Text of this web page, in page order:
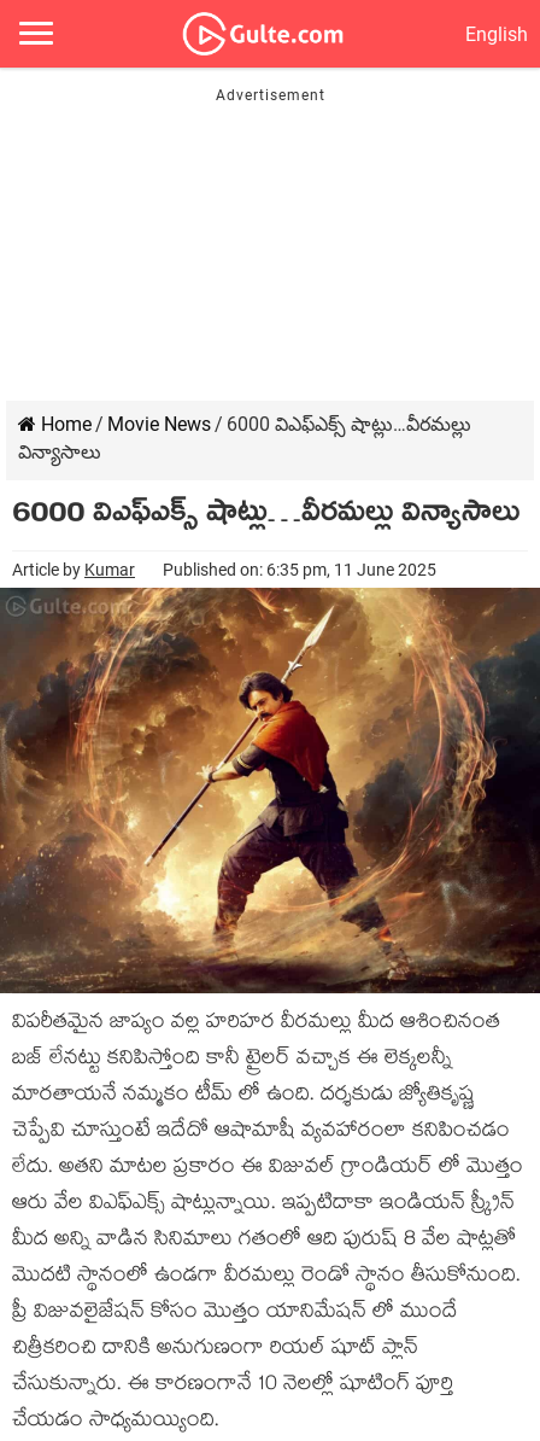
English
Home/ Movie News/ 6000 విఎఫ్ఎక్స్ షాట్లు…వీరమల్లు
విన్యాసాలు
6000 విఎఫ్ఎక్స్ షాట్లు…వీరమల్లు విన్యాసాలు
Article by Kumar Published on: 6:35 pm, 11 June 2025
విపరీతమైన జాప్యం వల్ల హరిహర వీరమల్లు మీద ఆశించినంత
బజ్ లేనట్టు కనిపిస్తోంది కానీ ట్రైలర్ వచ్చాక ఈ లెక్కలన్నీ
మారతాయనే నమ్మకం టీమ్ లో ఉంది. దర్శకుడు జ్యోతికృష్ణ
చెప్పేవి చూస్తుంటే ఇదేదో ఆషామాషీ వ్యవహారంలా కనిపించడం
లేదు. అతని మాటల ప్రకారం ఈ విజువల్ గ్రాండియర్ లో మొత్తం
ఆరు వేల విఎఫ్ఎక్స్ షాట్లున్నాయి. ఇప్పటిదాకా ఇండియన్ స్క్రీన్
మీద అన్ని వాడిన సినిమాలు గతంలో ఆది పురుష్ 8 వేల షాట్లతో
మొదటి స్థానంలో ఉండగా వీరమల్లు రెండో స్థానం తీసుకోనుంది.
ప్రీ విజువలైజేషన్ కోసం మొత్తం యానిమేషన్ లో ముందే
చిత్రీకరించి దానికి అనుగుణంగా రియల్ షూట్ ప్లాన్
చేసుకున్నారు. ఈ కారణంగానే 10 నెలల్లో షూటింగ్ పూర్తి
చేయడం సాధ్యమయ్యింది.